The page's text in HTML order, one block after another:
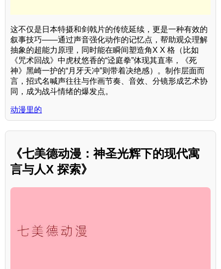
这不仅是日本特摄和剑戟片的传统延续，更是一种有效的
叙事技巧——通过声音强化动作的记忆点，帮助观众理解
抽象的超能力原理，同时能在瞬间塑造角X X 格（比如
《咒术回战》中虎杖悠香的“迳庭拳”体现其直率，《死
神》黑崎一护的“月牙天冲”则带着决绝感）。制作层面而
言，招式名喊声往往与作画节奏、音效、分镜形成艺术协
同，成为战斗情绪的爆发点。
动漫里的
《七美德动漫：神圣光辉下的现代寓
言与人X 探索》